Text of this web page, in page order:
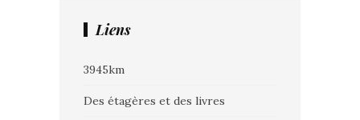
Liens
3945km
Des étagères et des livres